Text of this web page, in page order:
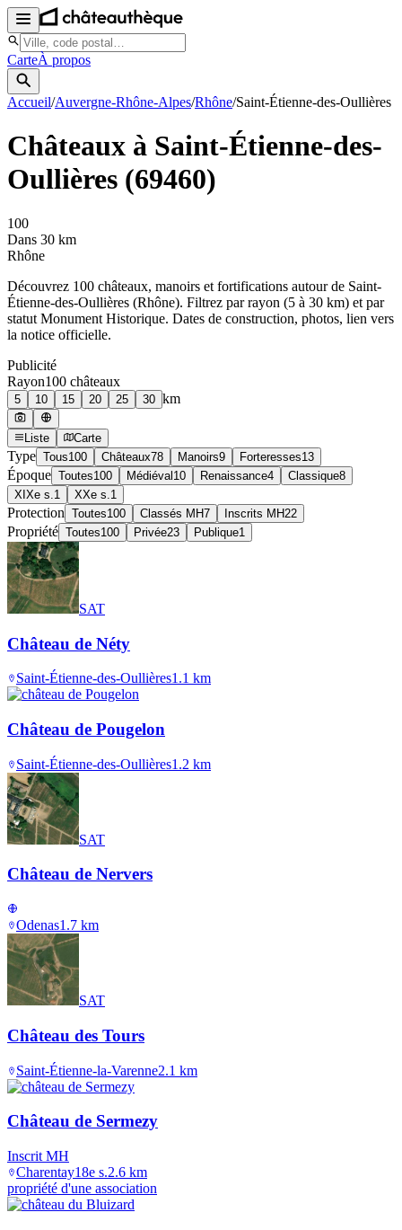
CarteÀ propos
Accueil/Auvergne-Rhône-Alpes/Rhône/Saint-Étienne-des-Oullières
Châteaux à Saint-Étienne-des-
Oullières (69460)
100
Dans 30 km
Rhône
Découvrez 100 châteaux, manoirs et fortifications autour de Saint-
Étienne-des-Oullières (Rhône). Filtrez par rayon (5 à 30 km) et par
statut Monument Historique. Dates de construction, photos, lien vers
la notice officielle.
Publicité
Rayon100 châteaux
5 10 15 20 25 30 km
Liste Carte
Type Tous100 Châteaux78 Manoirs9 Forteresses13
Époque Toutes100 Médiéval 10 Renaissance4 Classique8
XIXe s. 1 XXe s. 1
Protection Toutes100 Classés MH7 Inscrits MH22
Propriété Toutes100 Privée23 Publique1
SAT
Château de Néty
Saint-Étienne-des-Oullières1.1 km
Château de Pougelon
Saint-Étienne-des-Oullières1.2 km
SAT
Château de Nervers
Odenas1.7 km
SAT
Château des Tours
Saint-Étienne-la-Varenne2.1 km
Château de Sermezy
Inscrit MH
Charentay18e s.2.6 km
propriété d'une association